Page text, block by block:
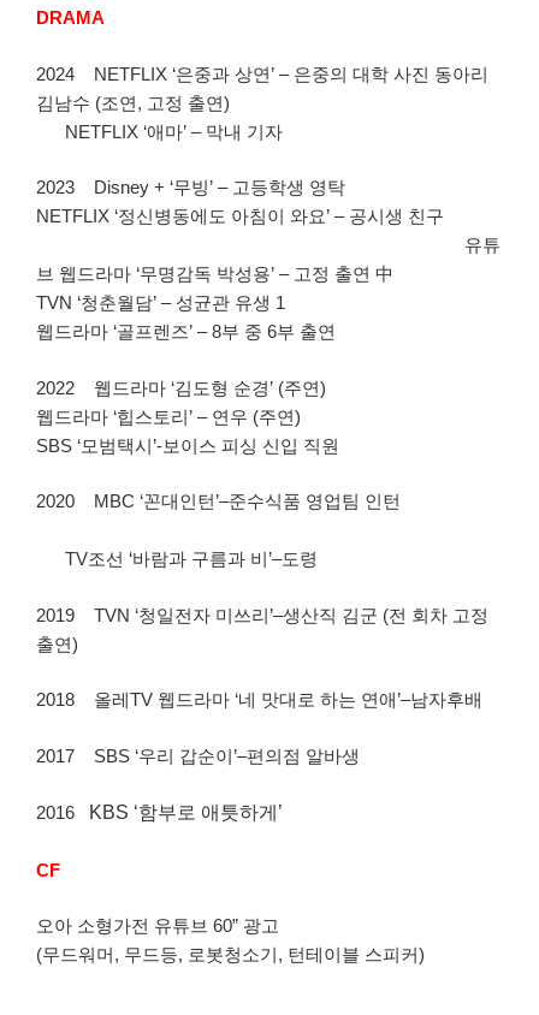
DRAMA
2024 NETFLIX ‘은중과 상연’ – 은중의 대학 사진 동아리
김남수 (조연, 고정 출연)
NETFLIX ‘애마’ – 막내 기자
2023 Disney + ‘무빙’ – 고등학생 영탁
NETFLIX ‘정신병동에도 아침이 와요’ – 공시생 친구
유튜
브 웹드라마 ‘무명감독 박성용’ – 고정 출연 中
TVN ‘청춘월담’ – 성균관 유생 1
웹드라마 ‘골프렌즈’ – 8부 중 6부 출연
2022 웹드라마 ‘김도형 순경’ (주연)
웹드라마 ‘힙스토리’ – 연우 (주연)
SBS ‘모범택시’-보이스 피싱 신입 직원
2020 MBC ‘꼰대인턴’–준수식품 영업팀 인턴
TV조선 ‘바람과 구름과 비’–도령
2019 TVN ‘청일전자 미쓰리’–생산직 김군 (전 회차 고정
출연)
2018 올레TV 웹드라마 ‘네 맛대로 하는 연애’–남자후배
2017 SBS ‘우리 갑순이’–편의점 알바생
2016 KBS ‘함부로 애틋하게’
CF
오아 소형가전 유튜브 60” 광고
(무드워머, 무드등, 로봇청소기, 턴테이블 스피커)